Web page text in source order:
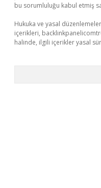
bu sorumluluğu kabul etmiş
Hukuka ve yasal
içerikleri,
halinde, ilgili içerikler yasal